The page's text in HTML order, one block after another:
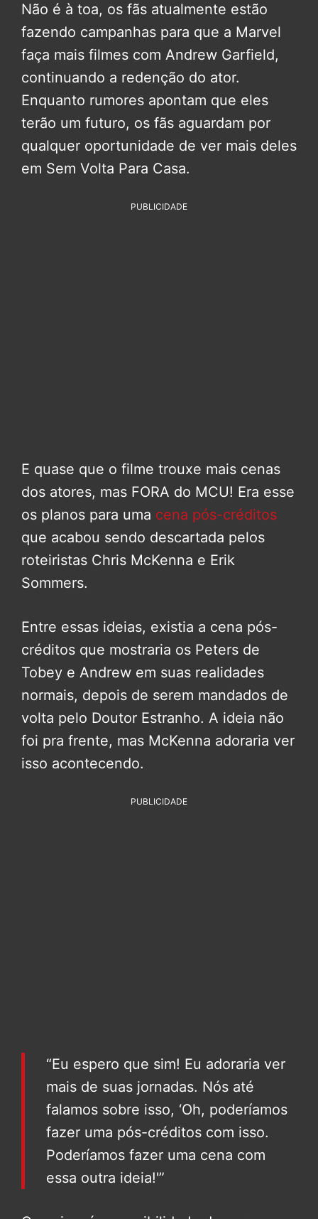
Não é à toa, os fãs atualmente estão
fazendo campanhas para que a Marvel
faça mais filmes com Andrew Garfield,
continuando a redenção do ator.
Enquanto rumores apontam que eles
terão um futuro, os fãs aguardam por
qualquer oportunidade de ver mais deles
em Sem Volta Para Casa.
PUBLICIDADE
E quase que o filme trouxe mais cenas
dos atores, mas FORA do MCU! Era esse
os planos para uma cena pós-créditos
que acabou sendo descartada pelos
roteiristas Chris McKenna e Erik
Sommers.
Entre essas ideias, existia a cena pós-
créditos que mostraria os Peters de
Tobey e Andrew em suas realidades
normais, depois de serem mandados de
volta pelo Doutor Estranho. A ideia não
foi pra frente, mas McKenna adoraria ver
isso acontecendo.
PUBLICIDADE
“Eu espero que sim! Eu adoraria ver
mais de suas jornadas. Nós até
falamos sobre isso, ‘Oh, poderíamos
fazer uma pós-créditos com isso.
Poderíamos fazer uma cena com
essa outra ideia!'”